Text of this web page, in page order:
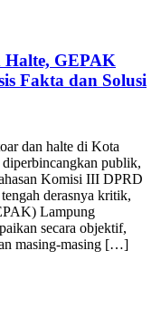
Halte, GEPAK
Fakta dan Solusi
dan halte di Kota
publik,
Komisi III DPRD
derasnya kritik,
Lampung
secara objektif,
masing-masing […]